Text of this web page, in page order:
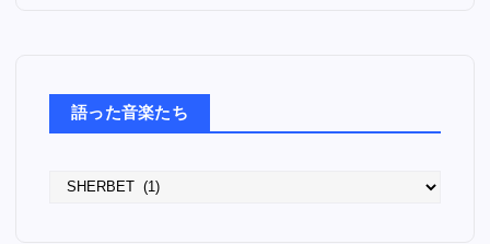
語った音楽たち